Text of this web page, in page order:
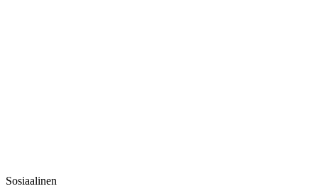
Sosiaalinen